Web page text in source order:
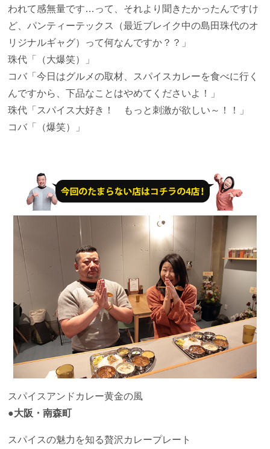
われて感無量です…って、それより聞きたかったんですけ
ど、パンティーテックス（最近ブレイク中の島田珠代のオ
リジナルギャグ）って何なんですか？？」
珠代 「（大爆笑）」
コバ 「今日はグルメの取材、スパイスカレーを食べに行く
んですから、下品なことはやめてくださいよ！」
珠代 「スパイス大好き！ もっと刺激が欲しい～！！」
コバ 「（爆笑）」
スパイスアンドカレー黄金の風
●大阪・南森町
スパイスの魅力を知る贅沢カレープレート